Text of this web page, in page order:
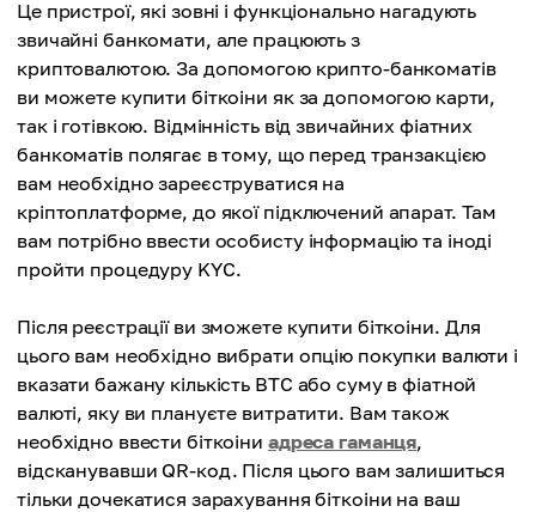
Це пристрої, які зовні і функціонально нагадують
звичайні банкомати, але працюють з
криптовалютою. За допомогою крипто-банкоматів
ви можете купити біткоіни як за допомогою карти,
так і готівкою. Відмінність від звичайних фіатних
банкоматів полягає в тому, що перед транзакцією
вам необхідно зареєструватися на
кріптоплатформе, до якої підключений апарат. Там
вам потрібно ввести особисту інформацію та іноді
пройти процедуру KYC.
Після реєстрації ви зможете купити біткоіни. Для
цього вам необхідно вибрати опцію покупки валюти і
вказати бажану кількість BTC або суму в фіатной
валюті, яку ви плануєте витратити. Вам також
необхідно ввести біткоіни адреса гаманця,
відсканувавши QR-код. Після цього вам залишиться
тільки дочекатися зарахування біткоіни на ваш